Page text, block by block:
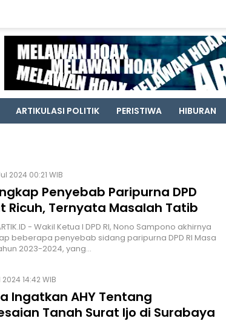
ARTIKULASI POLITIK PERISTIWA HIBURAN
2024 00:21 WIB
Penyebab Paripurna DPD
Ricuh, Ternyata Masalah Tatib
- Wakil Ketua I DPD RI, Nono Sampono akhirnya
beberapa penyebab sidang paripurna DPD RI Masa
2023-2024, yang…
14:42 WIB
Ingatkan AHY Tentang
Tanah Surat Ijo di Surabaya